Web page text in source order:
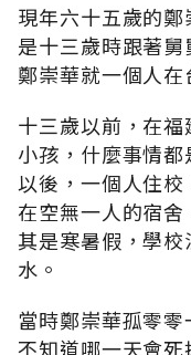
現年六十五歲的
是十三歲時跟著
鄭崇華就一個人在
十三歲以前，在
小孩，什麼事情
以後，一個人住
在空無一人的宿
其是寒暑假，學
水。
當時鄭崇華孤零
不知道哪一天會死